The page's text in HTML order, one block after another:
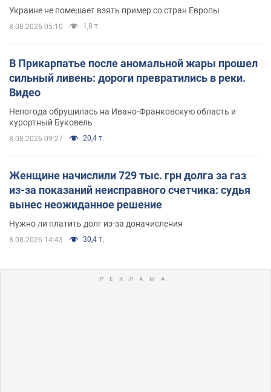
Украине не помешает взять пример со стран Европы
8.08.2026 05:10 1,8 т.
В Прикарпатье после аномальной жары прошел
сильный ливень: дороги превратились в реки.
Видео
Непогода обрушилась на Ивано-Франковскую область и
курортный Буковель
8.08.2026 09:27 20,4 т.
Женщине начислили 729 тыс. грн долга за газ
из-за показаний неисправного счетчика: судья
вынес неожиданное решение
Нужно ли платить долг из-за доначисления
8.08.2026 14:43 30,4 т.